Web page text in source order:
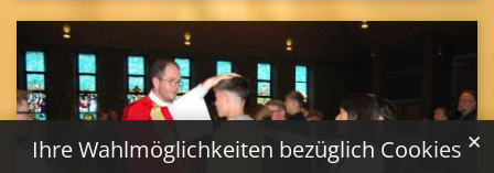
Ihre Wahlmöglichkeiten bezüglich Cookies ✕